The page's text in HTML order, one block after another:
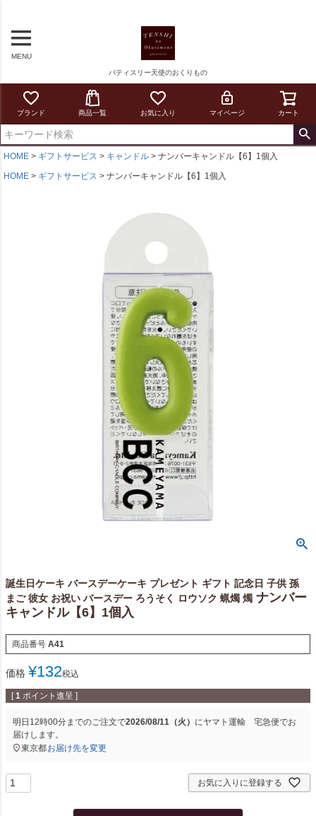
MENU
パティスリー天使のおくりもの
ブランド 商品一覧 お気に入り マイページ カート
HOME ギフトサービス キャンドル
ナンバーキャンドル【6】1個入
HOME
ギフトサービス ナンバーキャンドル【6】1個入
誕生日ケーキ バースデーケーキ プレゼント ギフト 記念日 子供 孫
まご 彼女 お祝い バースデー ろうそく ロウソク 蝋燭 燭 ナンバー
キャンドル【6】1個入
商品番号 A41
価格 ¥132税込
[ 1 ポイント進呈 ]
明日 12時00分までのご注文で2026/08/11（火） にヤマト運輸 宅急便でお
届けします。
東京都お届け先を変更
お気に入りに登録する